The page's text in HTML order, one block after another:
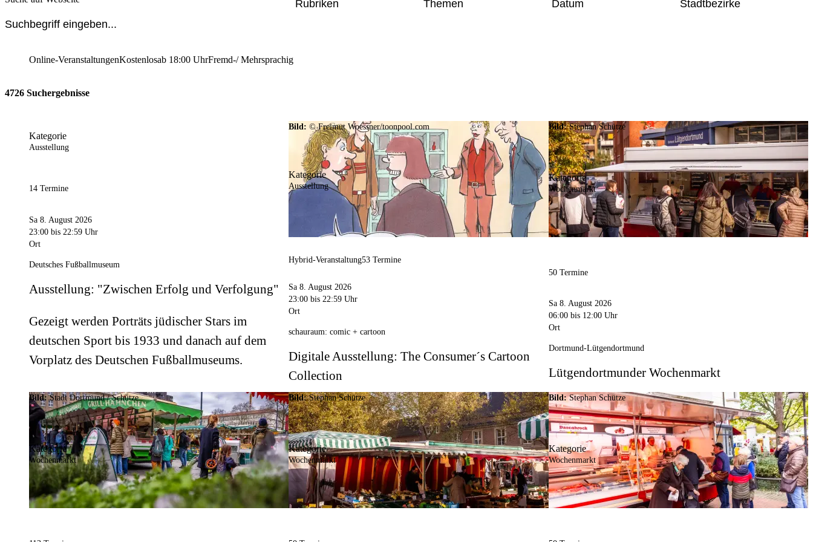
Rubriken Themen Datum Stadtbezirke
Online-VeranstaltungenKostenlosab 18:00 UhrFremd-/ Mehrsprachig
4726 Suchergebnisse
Kategorie
Ausstellung
14 Termine
Sa 8. August 2026
23:00 bis 22:59 Uhr
Ort
Deutsches Fußballmuseum
Ausstellung: "Zwischen Erfolg und Verfolgung"
Gezeigt werden Porträts jüdischer Stars im
deutschen Sport bis 1933 und danach auf dem
Vorplatz des Deutschen Fußballmuseums.
Bild:© Freimut Woessner/toonpool.com
Kategorie
Ausstellung
Hybrid-Veranstaltung53 Termine
Sa 8. August 2026
23:00 bis 22:59 Uhr
Ort
schauraum: comic + cartoon
Digitale Ausstellung: The Consumer´s Cartoon
Collection
Bild:Stephan Schütze
Kategorie
Wochenmarkt
50 Termine
Sa 8. August 2026
06:00bis 12:00 Uhr
Ort
Dortmund-Lütgendortmund
Lütgendortmunder Wochenmarkt
Bild:Stadt Dortmund / Schütze
Kategorie
Wochenmarkt
Bild:Stephan Schütze
Kategorie
Wochenmarkt
Bild:Stephan Schütze
Kategorie
Wochenmarkt